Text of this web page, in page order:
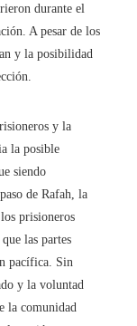
durante el
A pesar de los
y la posibilidad
y la
la posible
siendo
de Rafah, la
prisioneros
las partes
pacífica. Sin
y la voluntad
la comunidad